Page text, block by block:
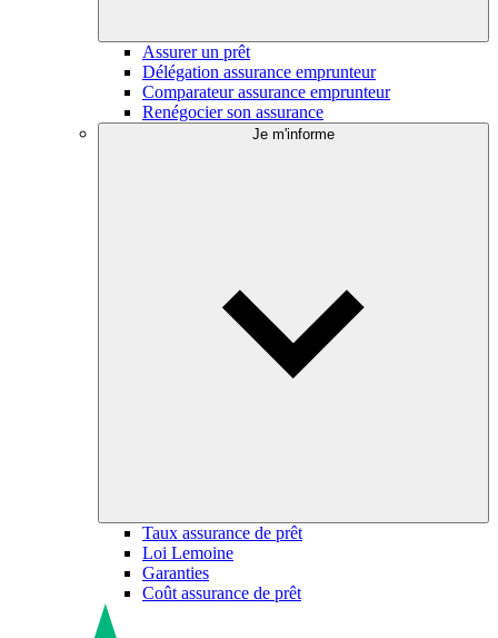
Assurer un prêt
Délégation assurance emprunteur
Comparateur assurance emprunteur
Renégocier son assurance
Je m'informe
Taux assurance de prêt
Loi Lemoine
Garanties
Coût assurance de prêt